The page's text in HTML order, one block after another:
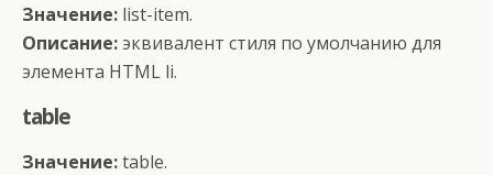
Значение: list-item.
Описание:эквивалент стиля по умолчанию для
элемента HTML li.
table
Значение:table.